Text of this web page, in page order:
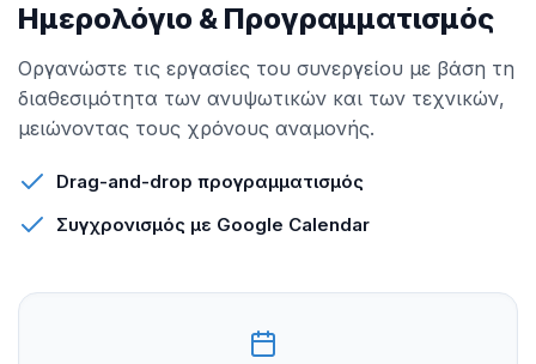
Ημερολόγιο & Προγραμματισμός
Οργανώστε τις εργασίες του συνεργείου με βάση τη
διαθεσιμότητα των ανυψωτικών και των τεχνικών,
μειώνοντας τους χρόνους αναμονής.
Drag-and-drop προγραμματισμός
Συγχρονισμός με Google Calendar